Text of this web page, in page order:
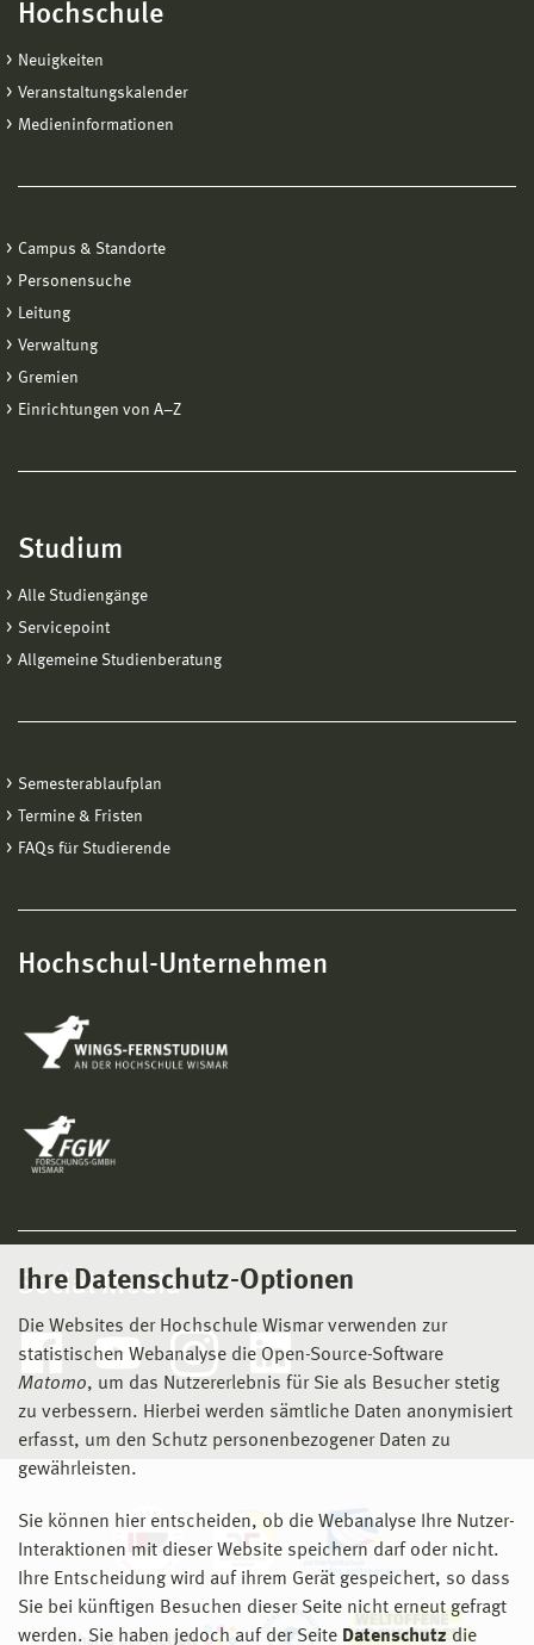
Ihre Datenschutz-Optionen
Die Websites der Hochschule Wismar verwenden zur
statistischen Webanalyse die Open-Source-Software
Matomo, um das Nutzererlebnis für Sie als Besucher stetig
zu verbessern. Hierbei werden sämtliche Daten anonymisiert
erfasst, um den Schutz personenbezogener Daten zu
gewährleisten.
Sie können hier entscheiden, ob die Webanalyse Ihre Nutzer-
Interaktionen mit dieser Website speichern darf oder nicht.
Ihre Entscheidung wird auf ihrem Gerät gespeichert, so dass
Sie bei künftigen Besuchen dieser Seite nicht erneut gefragt
werden. Sie haben jedoch auf der Seite Datenschutz die
Hochschule
Neuigkeiten
Veranstaltungskalender
Medieninformationen
Campus & Standorte
Personensuche
Leitung
Verwaltung
Gremien
Einrichtungen von A−Z
Studium
Alle Studiengänge
Servicepoint
Allgemeine Studienberatung
Semesterablaufplan
Termine & Fristen
FAQs für Studierende
Hochschul-Unternehmen
Social Media